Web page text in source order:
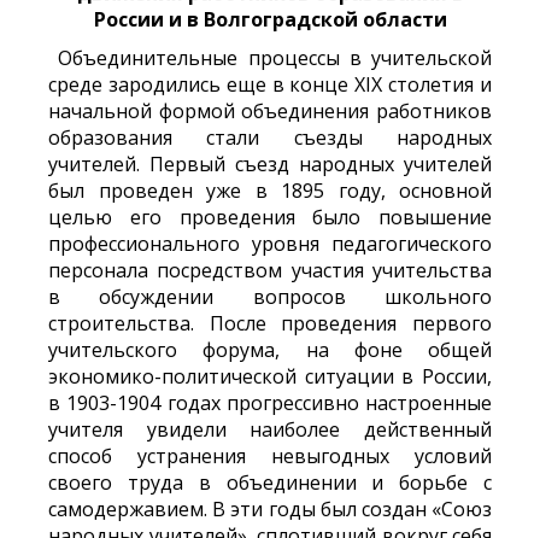
России и в Волгоградской области
Объединительные процессы в учительской
среде зародились еще в конце XIX столетия и
начальной формой объединения работников
образования стали съезды народных
учителей. Первый съезд народных учителей
был проведен уже в 1895 году, основной
целью его проведения было повышение
профессионального уровня педагогического
персонала посредством участия учительства
в обсуждении вопросов школьного
строительства. После проведения первого
учительского форума, на фоне общей
экономико-политической ситуации в России,
в 1903-1904 годах прогрессивно настроенные
учителя увидели наиболее действенный
способ устранения невыгодных условий
своего труда в объединении и борьбе с
самодержавием. В эти годы был создан «Союз